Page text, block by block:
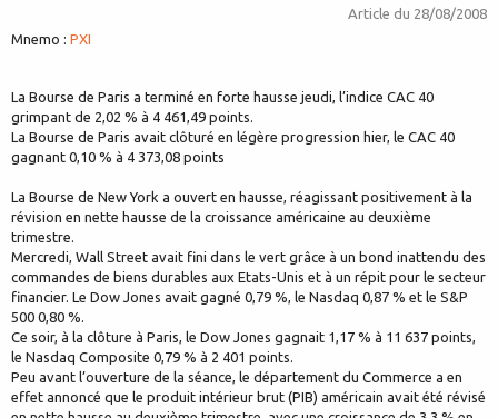
Article du 28/08/2008
Mnemo : PXI
La Bourse de Paris a terminé en forte hausse jeudi, l’indice CAC 40
grimpant de 2,02 % à 4 461,49 points.
La Bourse de Paris avait clôturé en légère progression hier, le CAC 40
gagnant 0,10 % à 4 373,08 points
La Bourse de New York a ouvert en hausse, réagissant positivement à la
révision en nette hausse de la croissance américaine au deuxième
trimestre.
Mercredi, Wall Street avait fini dans le vert grâce à un bond inattendu des
commandes de biens durables aux Etats-Unis et à un répit pour le secteur
financier. Le Dow Jones avait gagné 0,79 %, le Nasdaq 0,87 % et le S&P
500 0,80 %.
Ce soir, à la clôture à Paris, le Dow Jones gagnait 1,17 % à 11 637 points,
le Nasdaq Composite 0,79 % à 2 401 points.
Peu avant l’ouverture de la séance, le département du Commerce a en
effet annoncé que le produit intérieur brut (PIB) américain avait été révisé